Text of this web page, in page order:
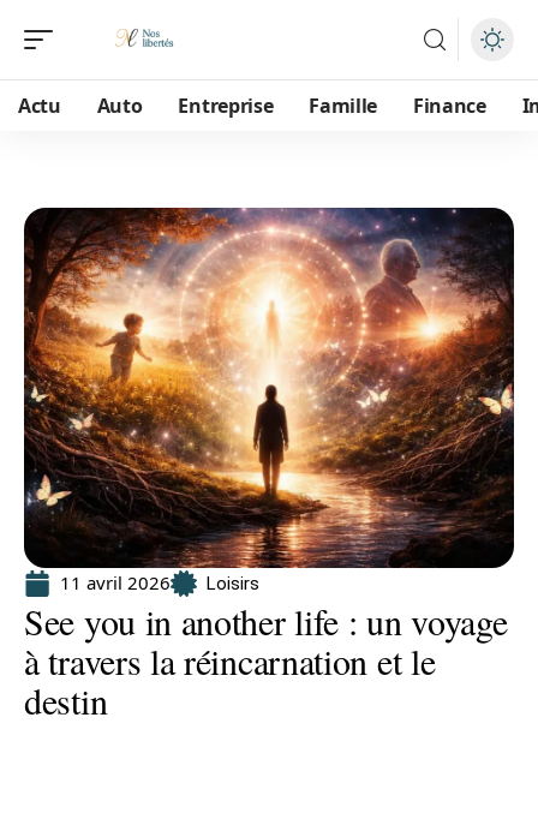
Actu Auto Entreprise Famille Finance
11 avril 2026 Loisirs
See you in another life : un voyage
à travers la réincarnation et le
destin